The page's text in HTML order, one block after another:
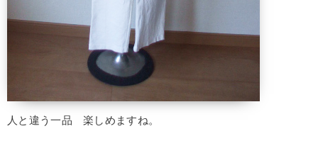
人と違う一品 楽しめますね。